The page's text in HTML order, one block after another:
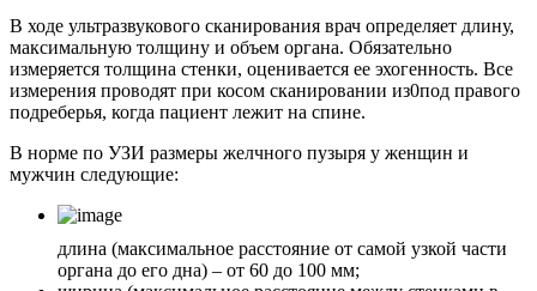
В ходе ультразвукового сканирования врач определяет длину,
максимальную толщину и объем органа. Обязательно
измеряется толщина стенки, оценивается ее эхогенность. Все
измерения проводят при косом сканировании из0под правого
подреберья, когда пациент лежит на спине.
В норме по УЗИ размеры желчного пузыря у женщин и
мужчин следующие:
длина (максимальное расстояние от самой узкой части
органа до его дна) – от 60 до 100 мм;